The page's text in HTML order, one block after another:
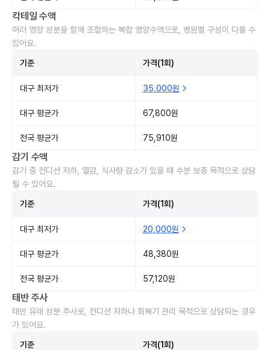
칵테일 수액
여러 영양 성분을 함께 조합하는 복합 영양수액으로, 병원별 구성이 다를 수
있어요.
기준 가격(1회)
대구 최저가 35,000원
대구 평균가 67,800원
전국 평균가 75,910원
감기 수액
감기 중 컨디션 저하, 열감, 식사량 감소가 있을 때 수분 보충 목적으로 상담
될 수 있어요.
기준 가격(1회)
대구 최저가 20,000원
대구 평균가 48,380원
전국 평균가 57,120원
태반 주사
태반 유래 성분 주사로, 컨디션 저하나 회복기 관리 목적으로 상담되는 경우
가 있어요.
기준 가격(1회)